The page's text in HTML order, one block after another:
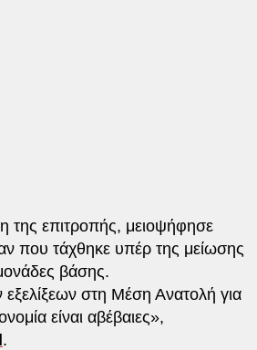
της επιτροπής, μειοψήφησε
που τάχθηκε υπέρ της μείωσης
βάσης.
εξελίξεων στη Μέση Ανατολή για
είναι αβέβαιες»,
.